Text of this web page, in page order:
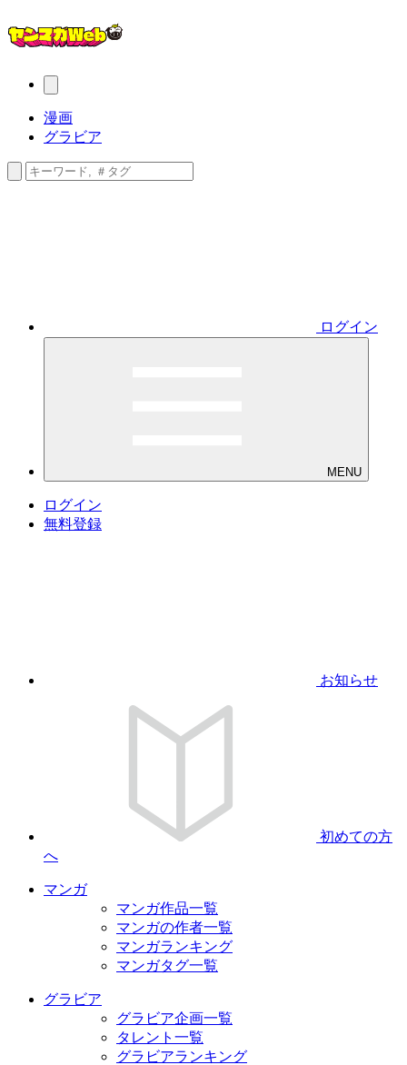
漫画
グラビア
ログイン
MENU
ログイン
無料登録
お知らせ
初めての方
へ
マンガ
マンガ作品一覧
マンガの作者一覧
マンガランキング
マンガタグ一覧
グラビア
グラビア企画一覧
タレント一覧
グラビアランキング